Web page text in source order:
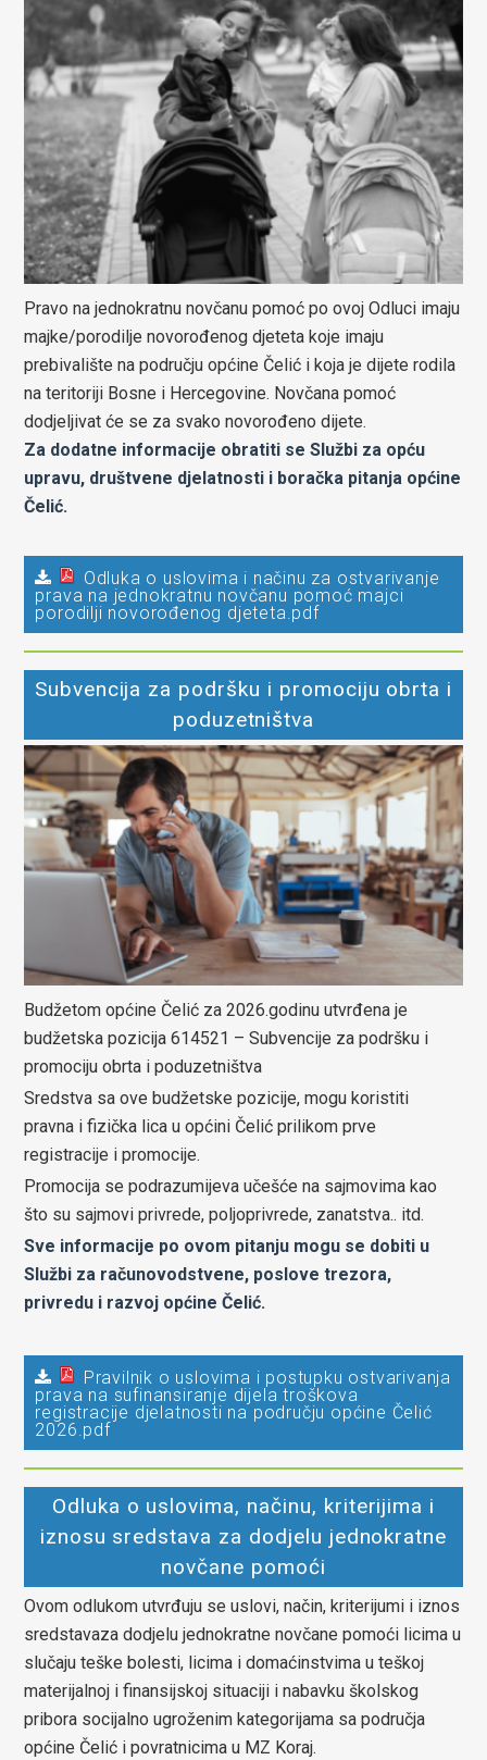
Pravo na jednokratnu novčanu pomoć po ovoj Odluci imaju
majke/porodilje novorođenog djeteta koje imaju
prebivalište na području općine Čelić i koja je dijete rodila
na teritoriji Bosne i Hercegovine. Novčana pomoć
dodjeljivat će se za svako novorođeno dijete.
Za dodatne informacije obratiti se Službi za opću
upravu, društvene djelatnosti i boračka pitanja općine
Čelić.
Odluka o uslovima i načinu za ostvarivanje
prava na jednokratnu novčanu pomoć majci
porodilji novorođenog djeteta.pdf
Subvencija za podršku i promociju obrta i
poduzetništva
Budžetom općine Čelić za 2026.godinu utvrđena je
budžetska pozicija 614521 – Subvencije za podršku i
promociju obrta i poduzetništva
Sredstva sa ove budžetske pozicije, mogu koristiti
pravna i fizička lica u općini Čelić prilikom prve
registracije i promocije.
Promocija se podrazumijeva učešće na sajmovima kao
što su sajmovi privrede, poljoprivrede, zanatstva.. itd.
Sve informacije po ovom pitanju mogu se dobiti u
Službi za računovodstvene, poslove trezora,
privredu i razvoj općine Čelić.
Pravilnik o uslovima i postupku ostvarivanja
prava na sufinansiranje dijela troškova
registracije djelatnosti na području općine Čelić
2026.pdf
Odluka o uslovima, načinu, kriterijima i
iznosu sredstava za dodjelu jednokratne
novčane pomoći
Ovom odlukom utvrđuju se uslovi, način, kriterijumi i iznos
sredstavaza dodjelu jednokratne novčane pomoći licima u
slučaju teške bolesti, licima i domaćinstvima u teškoj
materijalnoj i finansijskoj situaciji i nabavku školskog
pribora socijalno ugroženim kategorijama sa područja
općine Čelić i povratnicima u MZ Koraj.